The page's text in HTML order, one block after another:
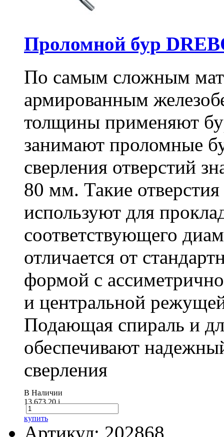
Проломной бур
По самым сложным
армированным
толщины применяют
занимают проломные
сверления отверстий
80 мм. Такие
используют для
соответствующего
отличается от
формой с
и центральной
Подающая спираль и
обеспечивают
сверления
В Наличии
13 673.20i
купить